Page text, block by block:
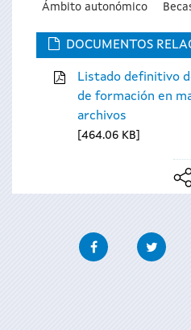
Ámbito autonómico
DOCUMENTOS
Listado definitivo
de formación en
archivos
464.06 KB
Facebook